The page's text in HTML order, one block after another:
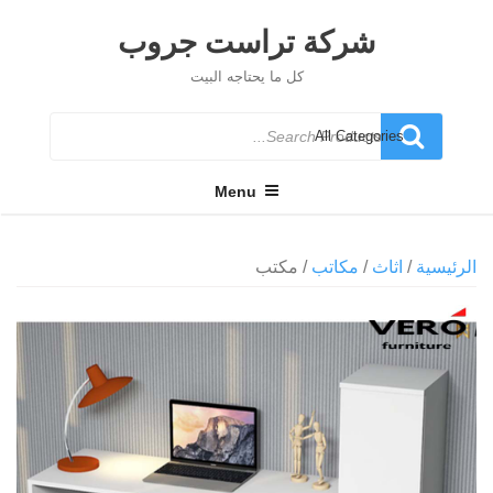
شركة تراست جروب
كل ما يحتاجه البيت
Search
for
Menu
الرئيسية / اثاث / مكاتب / مكتب